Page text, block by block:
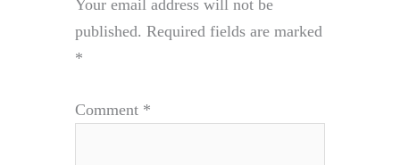
Your email address will not be
published. Required fields are marked
*
Comment *